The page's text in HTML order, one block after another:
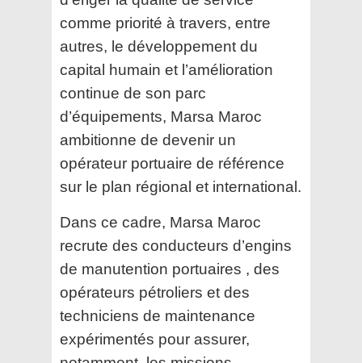
comme priorité à travers, entre
autres, le développement du
capital humain et l’amélioration
continue de son parc
d’équipements, Marsa Maroc
ambitionne de devenir un
opérateur portuaire de référence
sur le plan régional et international.
Dans ce cadre, Marsa Maroc
recrute des conducteurs d’engins
de manutention portuaires , des
opérateurs pétroliers et des
techniciens de maintenance
expérimentés pour assurer,